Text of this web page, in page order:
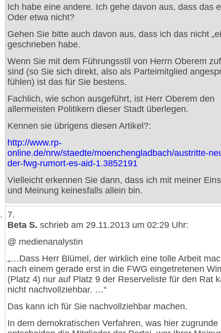
Ich habe eine andere. Ich gehe davon aus, dass das
Oder etwa nicht?
Gehen Sie bitte auch davon aus, dass ich das nicht
geschrieben habe.
Wenn Sie mit dem Führungsstil von Herrn Oberem
sind (so Sie sich direkt, also als Parteimitglied
fühlen) ist das für Sie bestens.
Fachlich, wie schon ausgeführt, ist Herr Oberem den
allermeisten Politikern dieser Stadt überlegen.
Kennen sie übrigens diesen Artikel?:
http://www.rp-
online.de/nrw/staedte/moenchengladbach/austritte-
der-fwg-rumort-es-aid-1.3852191
Vielleicht erkennen Sie dann, dass ich mit meiner
und Meinung keinesfalls allein bin.
7.
Beta S. schrieb am 29.11.2013 um 02:29 Uhr:
@ medienanalystin
„…Dass Herr Blümel, der wirklich eine tolle Arbeit
nach einem gerade erst in die FWG eingetretenen
(Platz 4) nur auf Platz 9 der Reserveliste für den Rat
nicht nachvollziehbar. …“
Das kann ich für Sie nachvollziehbar machen.
In dem demokratischen Verfahren, was hier zugrunde